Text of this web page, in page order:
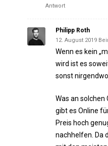
Antwort
Philipp Roth
12. August 2019
Wenn es kein
wird ist es
sonst
Was an solchen
gibt es Online
Preis hoch
nachhelfen. Da